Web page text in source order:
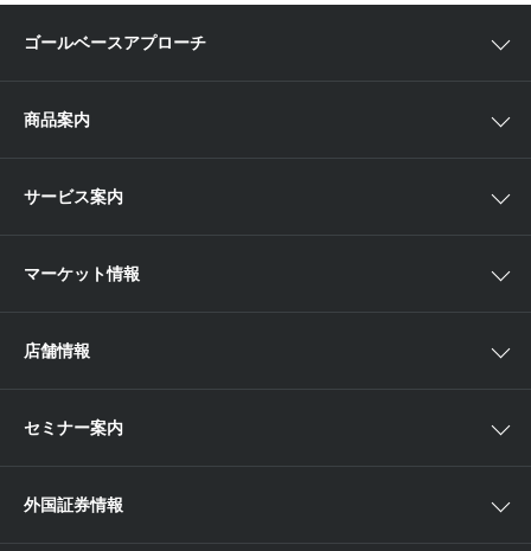
ゴールベースアプローチ
αポート
商品案内
欧米株
ETF・ETN・REIT
ラップサービス
新商品情報
サービス案内
取引ツール
各種お手続き
便利なサービス
マーケット情報
店舗情報
近畿
セミナー案内
外国証券情報